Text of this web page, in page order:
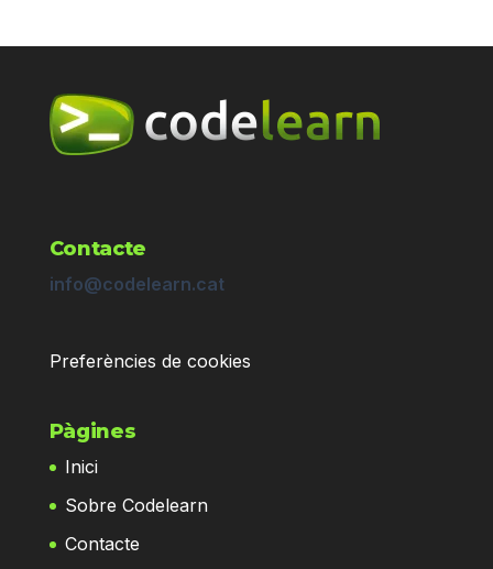
Contacte
info@codelearn.cat
Preferències de cookies
Pàgines
Inici
Sobre Codelearn
Contacte